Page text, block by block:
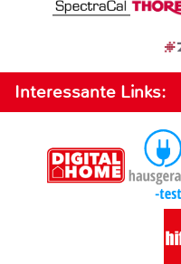
Interessante Links: